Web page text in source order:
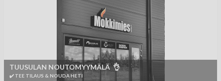
TUUSULAN NOUTOMYYMÄLÄ 👌
✔️ TEE TILAUS & NOUDA HETI